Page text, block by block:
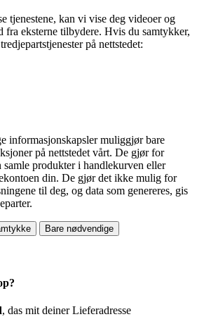
tjenestene, kan vi vise deg videoer og
fra eksterne tilbydere. Hvis du samtykker,
på nettstedet:
informasjonskapsler muliggjør bare
på nettstedet vårt. De gjør for
samle produkter i handlekurven eller
din. De gjør det ikke mulig for
til deg, og data som genereres, gis
Bare nødvendige
, das mit deiner Lieferadresse